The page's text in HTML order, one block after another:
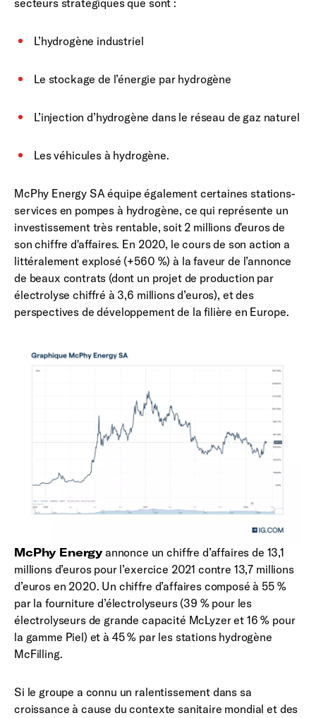
L’hydrogène industriel
Le stockage de l’énergie par hydrogène
L’injection d’hydrogène dans le réseau de gaz naturel
Les véhicules à hydrogène.
McPhy Energy SA équipe également certaines stations-
services en pompes à hydrogène, ce qui représente un
investissement très rentable, soit 2 millions d'euros de
son chiffre d'affaires. En 2020, le cours de son action a
littéralement explosé (+560 %) à la faveur de l’annonce
de beaux contrats (dont un projet de production par
électrolyse chiffré à 3,6 millions d’euros), et des
perspectives de développement de la filière en Europe.
McPhy Energyannonce un chiffre d’affaires de 13,1
millions d’euros pour l’exercice 2021 contre 13,7 millions
d’euros en 2020. Un chiffre d’affaires composé à 55 %
par la fourniture d’électrolyseurs (39 % pour les
électrolyseurs de grande capacité McLyzer et 16 % pour
la gamme Piel) et à 45 % par les stations hydrogène
McFilling.
Si le groupe a connu un ralentissement dans sa
croissance à cause du contexte sanitaire mondial et des